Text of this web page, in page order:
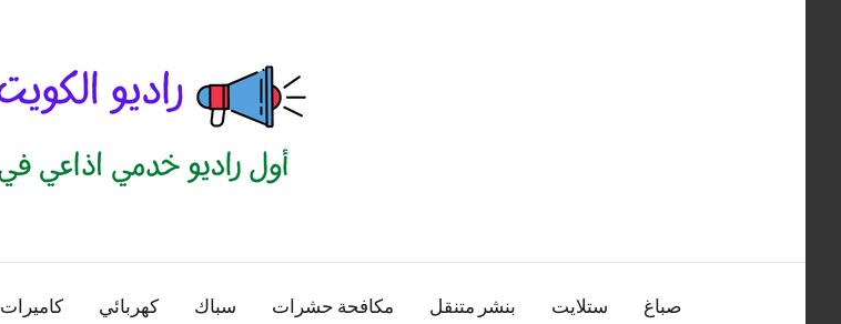
الكويت
منصة
اذاعية
صباغ ستلايت بنشر متنقل مكافحة حشرات سباك كهربائي كاميرات